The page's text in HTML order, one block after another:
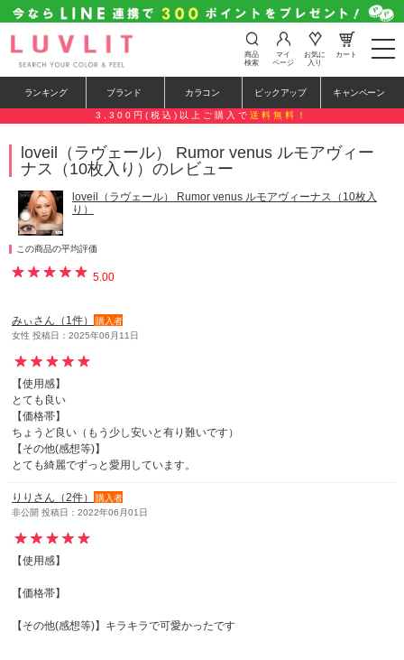
t
o
e
n
商品
検索
マイ
ページ
お気に
入り
カート
ランキング ブランド カラコン ピックアップ キャンペーン
3,300円(税込)以上ご購入で 送料無料！
loveil（ラヴェール） Rumor venus ルモアヴィー
ナス（10枚入り）のレビュー
loveil（ラヴェール） Rumor venus ルモアヴィーナス（10枚入
り）
この商品の平均評価
5.00
みぃさん（1件）
購入者
女性 投稿日：2025年06月11日
【使用感】
とても良い
【価格帯】
ちょうど良い（もう少し安いと有り難いです）
【その他(感想等)】
とても綺麗でずっと愛用しています。
りりさん（2件）
購入者
非公開 投稿日：2022年06月01日
【使用感】
【価格帯】
【その他(感想等)】キラキラで可愛かったです